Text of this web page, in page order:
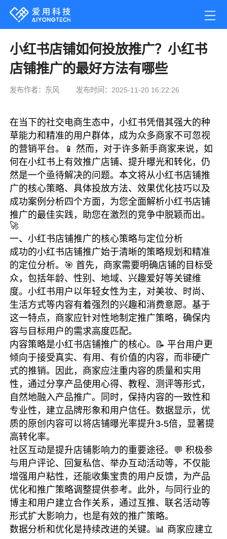
小红书店铺如何投放推广？小红书
店铺推广的最好方法有哪些
发布作者：东风 发布时间：2025-11-20 16:22:26
在当下的社交电商生态中，小红书凭借其强大的种
草能力和精准的用户群体，成为众多商家不可忽视
的营销平台。📱 然而，对于许多新手商家来说，如
何在小红书上有效推广店铺、提升曝光和转化，仍
然是一个亟待解决的问题。本文将从小红书店铺推
广的核心策略、具体投放方法、效果优化技巧以及
成功案例分析四个方面，为您全面解析小红书店铺
推广的最佳实践，助您在激烈的竞争中脱颖而出。
🚀
一、小红书店铺推广的核心策略与定位分析
成功的小红书店铺推广始于清晰的策略规划和精准
的定位分析。🎯 首先，商家需要明确店铺的目标受
众，包括年龄、性别、地域、兴趣爱好等关键维
度。小红书用户以年轻女性为主，对美妆、时尚、
生活方式等内容有着强烈的兴趣和消费意愿。基于
这一特点，商家应针对性地制定推广策略，确保内
容与目标用户的需求高度匹配。
内容策略是小红书店铺推广的核心。📝 平台用户更
倾向于接受真实、有用、有价值的内容，而非硬广
式的推销。因此，商家应注重内容的质量和实用
性，通过分享产品使用心得、教程、测评等形式，
自然地融入产品推广。同时，保持内容的一致性和
专业性，建立品牌形象和用户信任。数据显示，优
质的原创内容可以将店铺曝光率提升3-5倍，显著提
高转化率。
社区互动是提升店铺影响力的重要途径。💬 积极参
与用户评论、回复私信、举办互动活动等，不仅能
增强用户粘性，还能收集宝贵的用户反馈，为产品
优化和推广策略调整提供参考。此外，与同行业的
博主和用户建立合作关系，通过互推、联名活动等
形式扩大影响力，也是有效的推广策略。
数据分析和优化是持续改进的关键。📊 商家应建立